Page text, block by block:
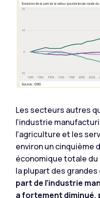
Les secteurs autres
l'industrie
l'agriculture et les
environ un cinquième
économique totale du
la plupart des
part de l’industrie
a fortement diminué,